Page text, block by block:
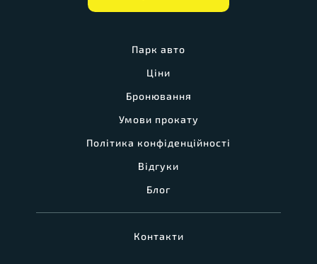
Парк авто
Ціни
Бронювання
Умови прокату
Політика конфіденційності
Відгуки
Блог
Контакти